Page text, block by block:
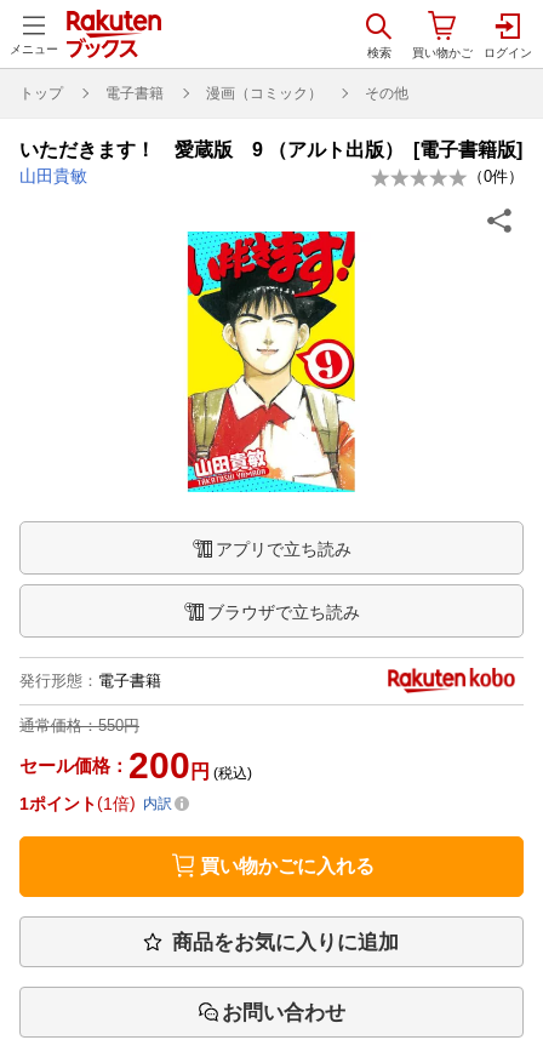
メニュー
トップ 電子書籍 漫画（コミック） その他
いただきます！ 愛蔵版 9 （アルト出版） [電子書籍版]
山田貴敏 （0件）
アプリで立ち読み
ブラウザで立ち読み
発行形態 ： 電子書籍
通常価格：550円
セール価格： 200 円 (税込)
1ポイント 1倍 内訳
買い物かごに入れる
商品をお気に入りに追加
お問い合わせ